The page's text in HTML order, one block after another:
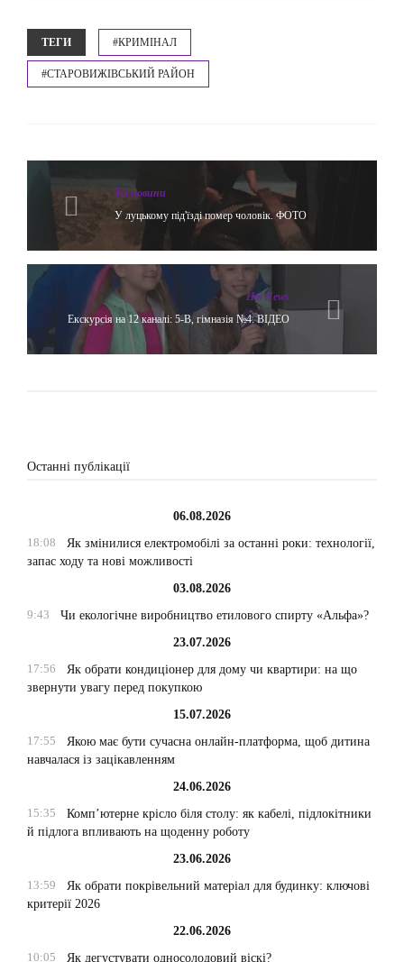
ТЕГИ #КРИМІНАЛ
#СТАРОВИЖІВСЬКИЙ РАЙОН
Yсі новини
У луцькому під'їзді помер чоловік. ФОТО
Hot News
Екскурсія на 12 каналі: 5-В, гімназія №4. ВІДЕО
Останні публікації
06.08.2026
18:08
Як змінилися електромобілі за останні роки: технології,
запас ходу та нові можливості
03.08.2026
9:43
Чи екологічне виробництво етилового спирту «Альфа»?
23.07.2026
17:56
Як обрати кондиціонер для дому чи квартири: на що
звернути увагу перед покупкою
15.07.2026
17:55
Якою має бути сучасна онлайн-платформа, щоб дитина
навчалася із зацікавленням
24.06.2026
15:35
Комп’ютерне крісло біля столу: як кабелі, підлокітники
й підлога впливають на щоденну роботу
23.06.2026
13:59
Як обрати покрівельний матеріал для будинку: ключові
критерії 2026
22.06.2026
10:05
Як дегустувати односолодовий віскі?